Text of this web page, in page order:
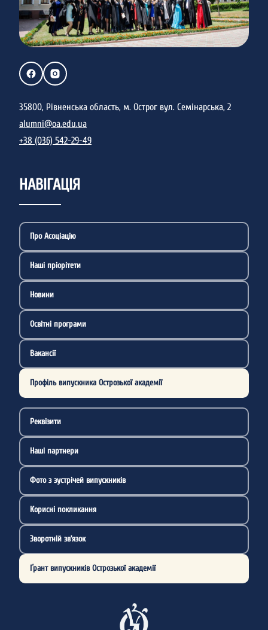
35800, Рівненська область, м. Острог вул. Семінарська, 2
alumni@oa.edu.ua
+38 (036) 542-29-49
НАВІГАЦІЯ
Про Асоціацію
Наші пріорітети
Новини
Освітні програми
Вакансії
Профіль випускника Острозької академії
Реквізити
Наші партнери
Фото з зустрічей випускників
Корисні покликання
Зворотній зв’язок
Ґрант випускників Острозької академії